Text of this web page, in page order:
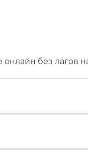
без лагов